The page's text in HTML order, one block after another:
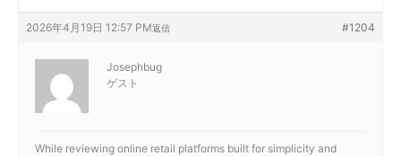
2026年4月19日 12:57 PM #1204
返信
Josephbug
ゲスト
While reviewing online retail platforms built for simplicity and